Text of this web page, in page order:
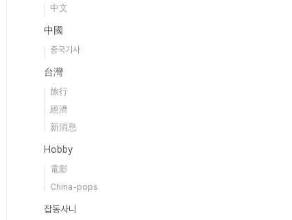
中文
中國
중국기사
台灣
旅行
經濟
新消息
Hobby
電影
China-pops
잡동사니